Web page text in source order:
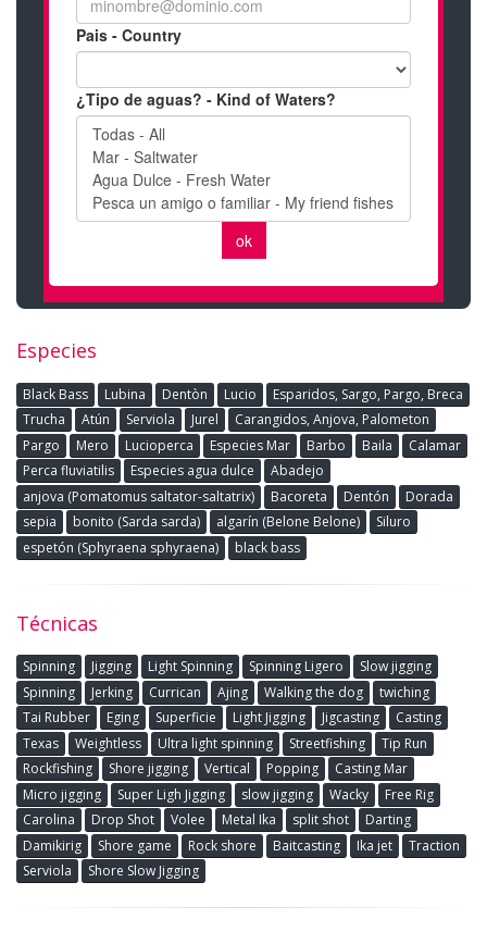
Especies
Black Bass Lubina Dentòn Lucio
Esparidos, Sargo, Pargo, Breca
Trucha
Atún Serviola Jurel
Carangidos, Anjova, Palometon
Pargo
Mero Lucioperca Especies Mar Barbo Baila
Calamar
Perca fluviatilis
Especies agua dulce
Abadejo
anjova (Pomatomus saltator-saltatrix)
Bacoreta Dentón
Dorada
sepia
bonito (Sarda sarda) algarín (Belone Belone)
Siluro
espetón (Sphyraena sphyraena)
black bass
Técnicas
Spinning Jigging Light Spinning Spinning Ligero
Slow jigging
Spinning
Jerking Currican Ajing Walking the dog
twiching
Tai Rubber
Eging Superficie Light Jigging Jigcasting
Casting
Texas
Weightless Ultra light spinning Streetfishing
Tip Run
Rockfishing
Shore jigging Vertical Popping
Casting Mar
Micro jigging
Super Ligh Jigging slow jigging Wacky
Free Rig
Carolina
Drop Shot Volee Metal Ika split shot
Darting
Damikirig
Shore game Rock shore Baitcasting Ika jet
Traction
Serviola
Shore Slow Jigging